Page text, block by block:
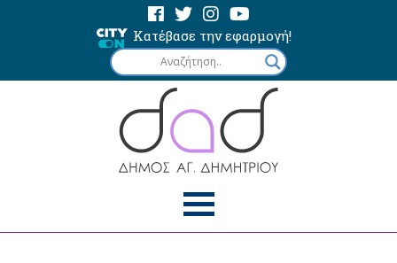
Κατέβασε την εφαρμογή!